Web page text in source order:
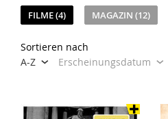
FILME (4) MAGAZIN (12)
Sortieren nach
A-Z
Erscheinungsdatum